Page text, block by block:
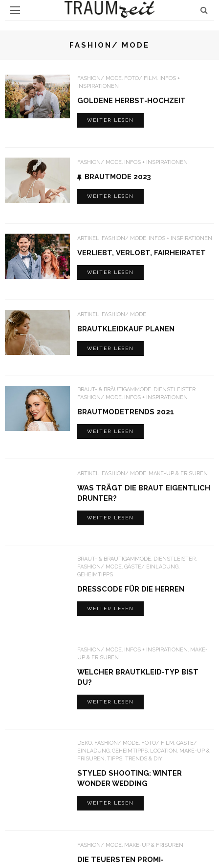
FASHION/ MODE
FASHION/ MODE FOTO/ FILM INFOS +
INSPIRATIONEN
GOLDENE HERBST-HOCHZEIT
WEITER LESEN
FASHION/ MODE INFOS + INSPIRATIONEN
BRAUTMODE 2023
WEITER LESEN
ARTIKEL FASHION/ MODE INFOS + INSPIRATIONEN
VERLIEBT, VERLOBT, FAIRHEIRATET
WEITER LESEN
ARTIKEL FASHION/ MODE
BRAUTKLEIDKAUF PLANEN
WEITER LESEN
BRAUT- & BRÄUTIGAMMODE DIENSTLEISTER
FASHION/ MODE INFOS + INSPIRATIONEN
BRAUTMODETRENDS 2021
WEITER LESEN
ARTIKEL FASHION/ MODE MAKE-UP & FRISUREN
WAS TRÄGT DIE BRAUT EIGENTLICH
DRUNTER?
WEITER LESEN
BRAUT- & BRÄUTIGAMMODE DIENSTLEISTER
FASHION/ MODE GÄSTE/ EINLADUNG
GEHEIMTIPPS
DRESSCODE FÜR DIE HERREN
WEITER LESEN
FASHION/ MODE INFOS + INSPIRATIONEN MAKE-
UP & FRISUREN
WELCHER BRAUTKLEID-TYP BIST
DU?
WEITER LESEN
DEKO FASHION/ MODE FOTO/ FILM GÄSTE/
EINLADUNG GEHEIMTIPPS LOCATION MAKE-UP &
FRISUREN TIPPS, TRENDS & DIY
STYLED SHOOTING: WINTER
WONDER WEDDING
WEITER LESEN
FASHION/ MODE MAKE-UP & FRISUREN
DIE TEUERSTEN PROMI-